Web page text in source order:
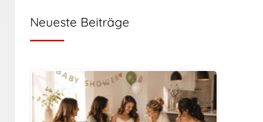
Neueste Beiträge